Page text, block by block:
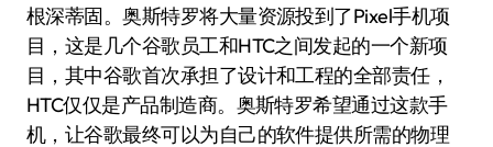
根深蒂固。奥斯特罗将大量资源投到了Pixel手机项
目，这是几个谷歌员工和HTC之间发起的一个新项
目，其中谷歌首次承担了设计和工程的全部责任，
HTC仅仅是产品制造商。奥斯特罗希望通过这款手
机，让谷歌最终可以为自己的软件提供所需的物理